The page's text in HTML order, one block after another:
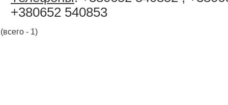
+380652 540853
(всего - 1)